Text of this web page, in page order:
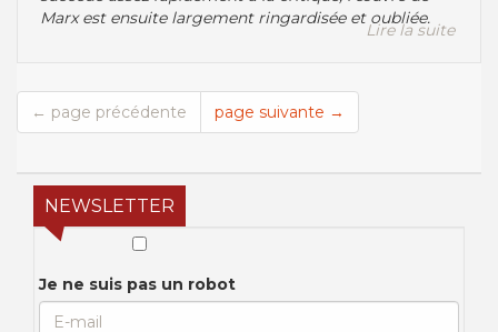
Marx est ensuite largement ringardisée et oubliée.
Lire la suite
← page précédente page suivante →
NEWSLETTER
Je ne suis pas un robot